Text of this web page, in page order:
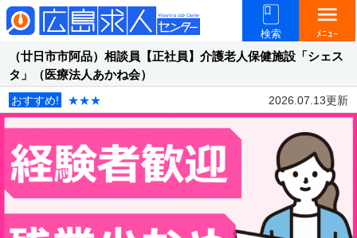
検索
menu
ﾒﾆｭｰ
（廿日市市阿品）相談員【正社員】介護老人保健施設「シェス
タ」（医療法人あかね会）
おすすめ! ★★★ 2026.07.13更新